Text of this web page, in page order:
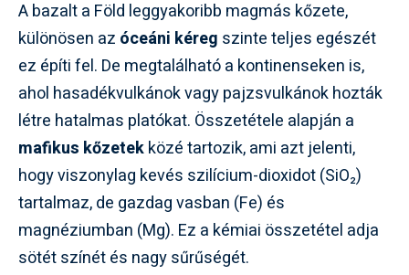
A bazalt a Föld leggyakoribb magmás kőzete,
különösen az óceáni kéreg szinte teljes egészét
ez építi fel. De megtalálható a kontinenseken is,
ahol hasadékvulkánok vagy pajzsvulkánok hozták
létre hatalmas platókat. Összetétele alapján a
mafikus kőzetekközé tartozik, ami azt jelenti,
hogy viszonylag kevés szilícium-dioxidot (SiO₂)
tartalmaz, de gazdag vasban (Fe) és
magnéziumban (Mg). Ez a kémiai összetétel adja
sötét színét és nagy sűrűségét.